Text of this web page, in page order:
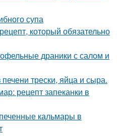
супа
который обязательно
драники с салом и
трески, яйца и сыра.
рецепт запеканки в
кальмары в